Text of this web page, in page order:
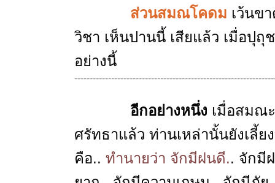
ส่วนสมณโคดม เว้นข
วิชา เห็นปานนี้ เสียแล้ว เมื่อปุ
อย่างนี้
อีกอย่างหนึ่ง เมื่อสมณ
ศรัทธาแล้ว ท่านเหล่านั้นยังเลี้
คือ.. ทำนายว่า จักมีฝนดี.. จักมี